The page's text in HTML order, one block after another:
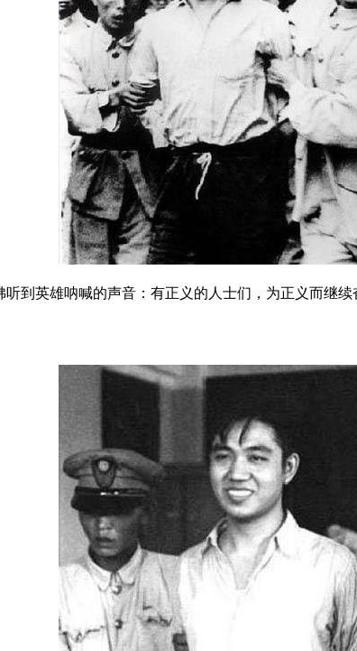
听到英雄呐喊的声音：有正义的人士们，为正义而继续